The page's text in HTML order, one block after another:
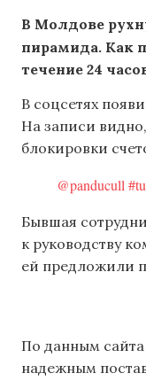
В Молдове
пирамида. Как
течение 24
В соцсетях
На записи
блокировки
@panducull
Бывшая
к руководству
ей предложили
По данным сайта
надежным